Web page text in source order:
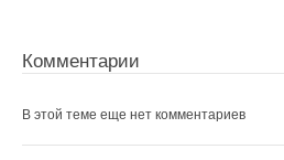
Комментарии
В этой теме еще нет комментариев